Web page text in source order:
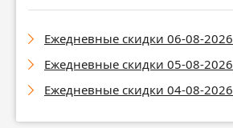
Ежедневные скидки 06-08-2026
Ежедневные скидки 05-08-2026
Ежедневные скидки 04-08-2026